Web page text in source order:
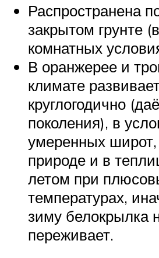
Распространена
закрытом грунте
комнатных
В оранжерее и
климате
круглогодично
поколения), в
умеренных широт,
природе и в
летом при
температурах,
зиму белокрылка
переживает.